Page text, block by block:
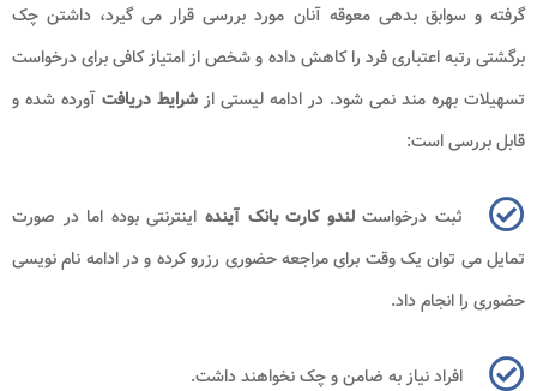
گرفته و سوابق بدهی معوقه آنان مورد بررسی قرار می گیرد، داشتن چک
برگشتی رتبه اعتباری فرد را کاهش داده و شخص از امتیاز کافی برای درخواست
تسهیلات بهره مند نمی شود. در ادامه لیستی از شرایط دریافت آورده شده و
قابل بررسی است:
ثبت درخواستلندو کارت بانک آینده اینترنتی بوده اما در صورت
تمایل می توان یک وقت برای مراجعه حضوری رزرو کرده و در ادامه نام نویسی
حضوری را انجام داد.
افراد نیاز به ضامن و چک نخواهند داشت.